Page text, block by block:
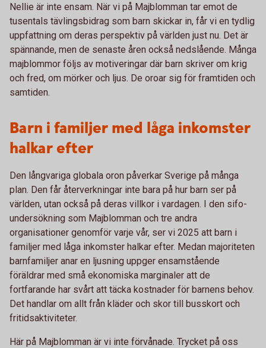
Nellie är inte ensam. När vi på Majblomman tar emot de
tusentals tävlingsbidrag som barn skickar in, får vi en tydlig
uppfattning om deras perspektiv på världen just nu. Det är
spännande, men de senaste åren också nedslående. Många
majblommor följs av motiveringar där barn skriver om krig
och fred, om mörker och ljus. De oroar sig för framtiden och
samtiden.
Barn i familjer med låga inkomster
halkar efter
Den långvariga globala oron påverkar Sverige på många
plan. Den får återverkningar inte bara på hur barn ser på
världen, utan också på deras villkor i vardagen. I den sifo-
undersökning som Majblomman och tre andra
organisationer genomför varje vår, ser vi 2025 att barn i
familjer med låga inkomster halkar efter. Medan majoriteten
barnfamiljer anar en ljusning uppger ensamstående
föräldrar med små ekonomiska marginaler att de
fortfarande har svårt att täcka kostnader för barnens behov.
Det handlar om allt från kläder och skor till busskort och
fritidsaktiviteter.
Här på Majblomman är vi inte förvånade. Trycket på oss